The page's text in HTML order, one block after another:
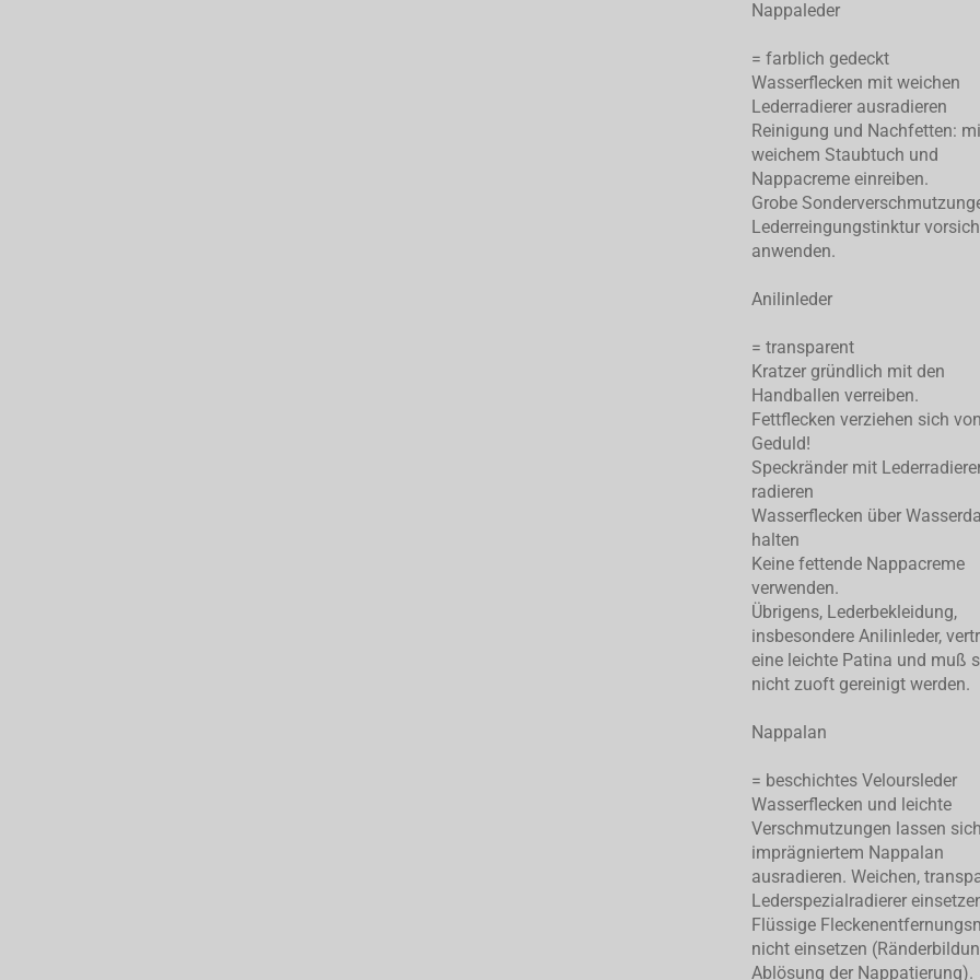
Nappaleder
= farblich gedeckt
Wasserflecken mit weichen
Lederradierer ausradieren
Reinigung und Nachfetten:
weichem Staubtuch und
Nappacreme einreiben.
Grobe
Lederreingungstinktur
anwenden.
Anilinleder
= transparent
Kratzer gründlich mit den
Handballen verreiben.
Fettflecken verziehen sich
Geduld!
Speckränder mit
radieren
Wasserflecken über
halten
Keine fettende Nappacreme
verwenden.
Übrigens, Lederbekleidung,
insbesondere Anilinleder,
eine leichte Patina und muß
nicht zuoft gereinigt werden.
Nappalan
= beschichtes Veloursleder
Wasserflecken und leichte
Verschmutzungen lassen
imprägniertem Nappalan
ausradieren. Weichen,
Lederspezialradierer
Flüssige
nicht einsetzen
Ablösung der Nappatierung).